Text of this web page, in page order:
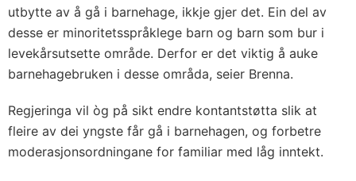
utbytte av å gå i barnehage, ikkje gjer det. Ein del av
desse er minoritetsspråklege barn og barn som bur i
levekårsutsette område. Derfor er det viktig å auke
barnehagebruken i desse områda, seier Brenna.
Regjeringa vil òg på sikt endre kontantstøtta slik at
fleire av dei yngste får gå i barnehagen, og forbetre
moderasjonsordningane for familiar med låg inntekt.